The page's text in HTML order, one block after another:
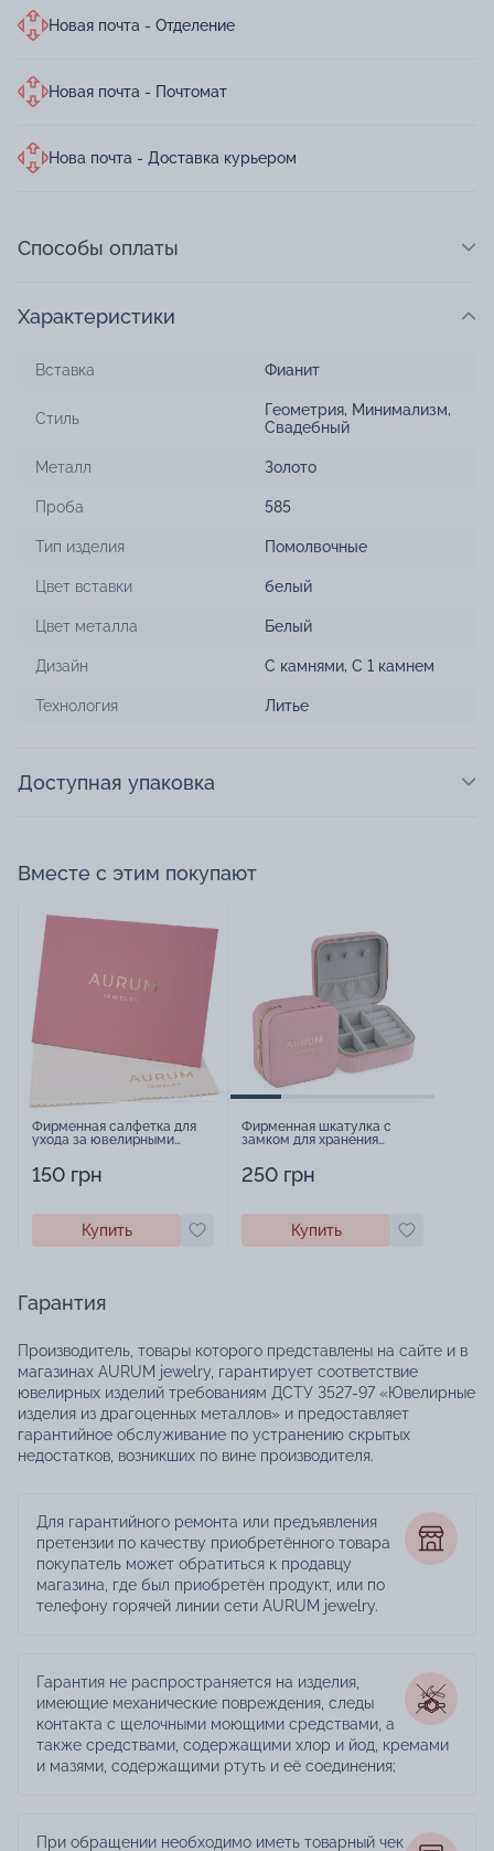
Новая почта - Отделение
Новая почта - Почтомат
Нова почта - Доставка курьером
Способы оплаты
Характеристики
Вставка Фианит
Стиль Геометрия, Минимализм,
Свадебный
Металл Золото
Проба 585
Тип изделия Помолвочные
Цвет вставки белый
Цвет металла Белый
Дизайн С камнями, С 1 камнем
Технология Литье
Доступная упаковка
Вместе с этим покупают
Фирменная салфетка для
ухода за ювелирными
150 грн
Купить
Фирменная шкатулка с
замком для хранения
250 грн
Купить
Гарантия
Производитель, товары которого представлены на сайте и в
магазинах AURUM jewelry, гарантирует соответствие
ювелирных изделий требованиям ДСТУ 3527-97 «Ювелирные
изделия из драгоценных металлов» и предоставляет
гарантийное обслуживание по устранению скрытых
недостатков, возникших по вине производителя.
Для гарантийного ремонта или предъявления
претензии по качеству приобретённого товара
покупатель может обратиться к продавцу
магазина, где был приобретён продукт, или по
телефону горячей линии сети AURUM jewelry.
Гарантия не распространяется на изделия,
имеющие механические повреждения, следы
контакта с щелочными моющими средствами, а
также средствами, содержащими хлор и йод, кремами
и мазями, содержащими ртуть и её соединения;
При обращении необходимо иметь товарный чек